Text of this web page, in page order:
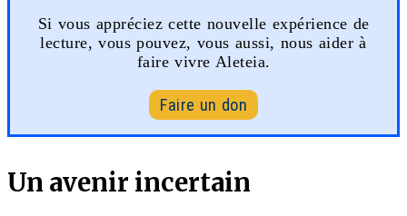
Si vous appréciez cette nouvelle expérience de
lecture, vous pouvez, vous aussi, nous aider à
faire vivre Aleteia.
Faire un don
Un avenir incertain